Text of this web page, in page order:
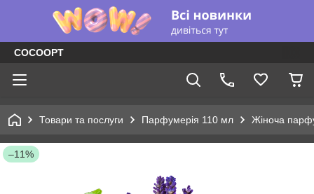
COCOOPT
Товари та послуги Парфумерія 110 мл Жіноча
–11%